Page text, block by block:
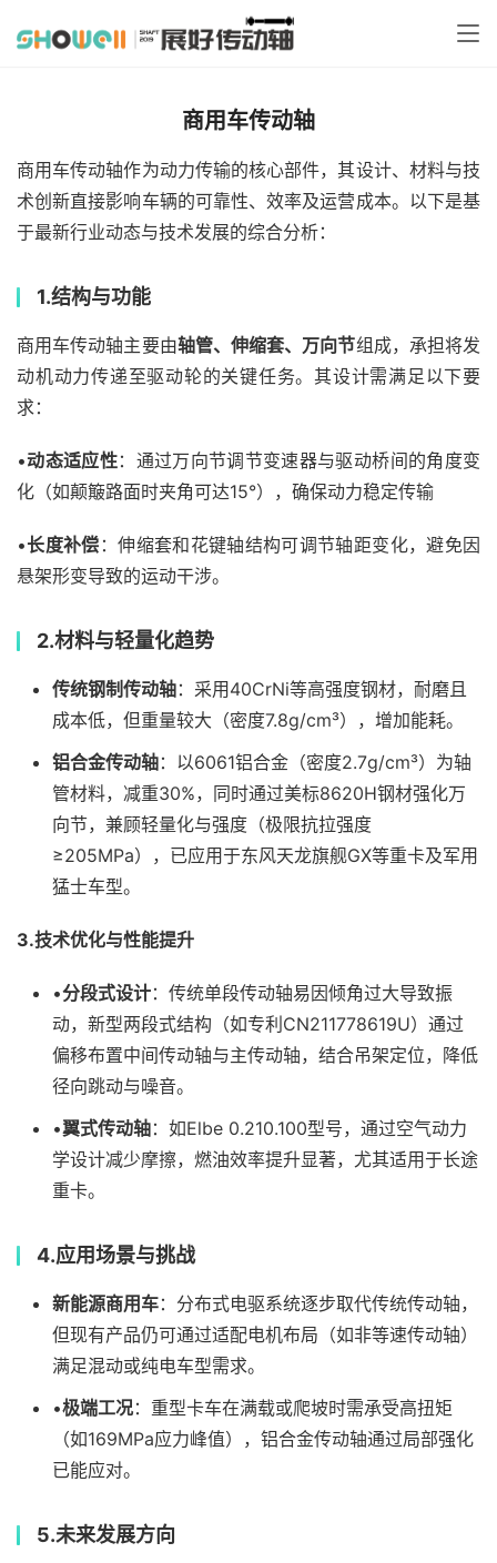
商用车传动轴
商用车传动轴作为动力传输的核心部件，其设计、材料与技
术创新直接影响车辆的可靠性、效率及运营成本。以下是基
于最新行业动态与技术发展的综合分析：
1.结构与功能​
商用车传动轴主要由轴管、伸缩套、万向节组成，承担将发
动机动力传递至驱动轮的关键任务。其设计需满足以下要
求：
•动态适应性：通过万向节调节变速器与驱动桥间的角度变
化（如颠簸路面时夹角可达15°），确保动力稳定传输
•长度补偿 ：伸缩套和花键轴结构可调节轴距变化，避免因
悬架形变导致的运动干涉。
2.材料与轻量化趋势​
传统钢制传动轴：采用40CrNi等高强度钢材，耐磨且
成本低，但重量较大（密度7.8g/cm³），增加能耗。
铝合金传动轴：以6061铝合金（密度2.7g/cm³）为轴
管材料，减重30%，同时通过美标8620H钢材强化万
向节，兼顾轻量化与强度（极限抗拉强度
≥205MPa），已应用于东风天龙旗舰GX等重卡及军用
猛士车型。
3.技术优化与性能提升
•分段式设计：传统单段传动轴易因倾角过大导致振
动，新型两段式结构（如专利CN211778619U）通过
偏移布置中间传动轴与主传动轴，结合吊架定位，降低
径向跳动与噪音。
•翼式传动轴：如Elbe 0.210.100型号，通过空气动力
学设计减少摩擦，燃油效率提升显著，尤其适用于长途
重卡。
4.应用场景与挑战​
新能源商用车：分布式电驱系统逐步取代传统传动轴，
但现有产品仍可通过适配电机布局（如非等速传动轴）
满足混动或纯电车型需求。
•极端工况：重型卡车在满载或爬坡时需承受高扭矩
（如169MPa应力峰值），铝合金传动轴通过局部强化
已能应对。
5.未来发展方向​